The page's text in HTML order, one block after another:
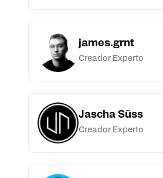
james.grnt
Creador Experto
Jascha Süss
Creador Experto